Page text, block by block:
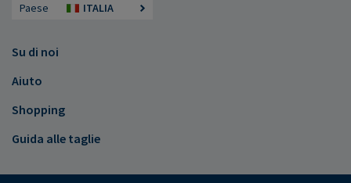
Paese ITALIA
Su di noi
Aiuto
Shopping
Guida alle taglie